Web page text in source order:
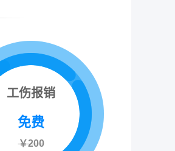
工伤报销
免费
￥200